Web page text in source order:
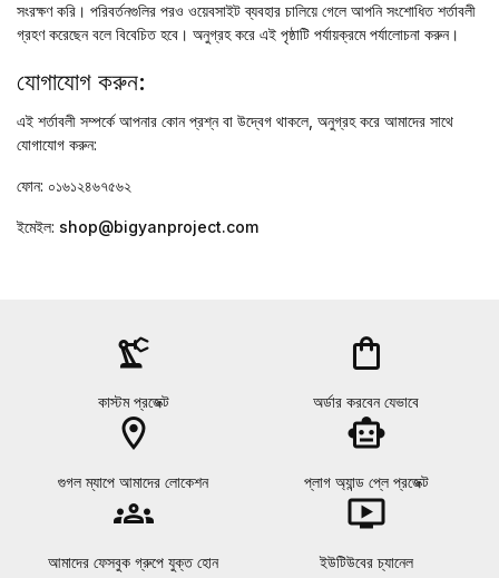
সংরক্ষণ করি। পরিবর্তনগুলির পরও ওয়েবসাইট ব্যবহার চালিয়ে গেলে আপনি সংশোধিত শর্তাবলী
গ্রহণ করেছেন বলে বিবেচিত হবে। অনুগ্রহ করে এই পৃষ্ঠাটি পর্যায়ক্রমে পর্যালোচনা করুন।
যোগাযোগ করুন:
এই শর্তাবলী সম্পর্কে আপনার কোন প্রশ্ন বা উদ্বেগ থাকলে, অনুগ্রহ করে আমাদের সাথে
যোগাযোগ করুন:
ফোন: ০১৬১২৪৬৭৫৬২
ইমেইল: shop@bigyanproject.com
precision_manufacturing
কাস্টম প্রজেক্ট
shopping_bag
অর্ডার করবেন যেভাবে
location_on
গুগল ম্যাপে আমাদের লোকেশন
smart_toy
প্লাগ অ্যান্ড প্লে প্রজেক্ট
groups
আমাদের ফেসবুক গ্রুপে যুক্ত হোন
ondemand_video
ইউটিউবের চ্যানেল